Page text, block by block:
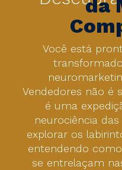
da
Você está
Vendedores não é
é uma
neurociência
explorar os
entendendo
se entrelaçam